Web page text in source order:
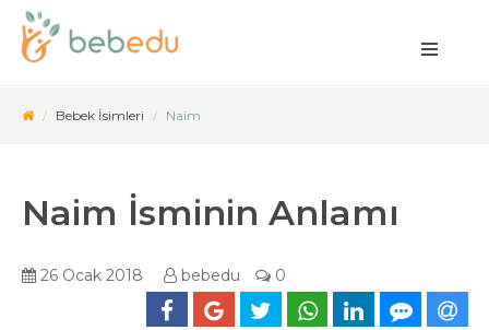
Bebek İsimleri Naim
Naim İsminin Anlamı
26 Ocak 2018 bebedu 0